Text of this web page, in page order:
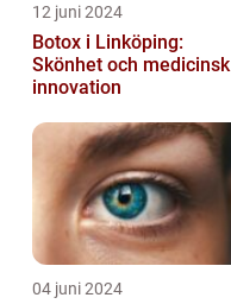
12 juni 2024
Botox i Linköping:
Skönhet och medicinsk
innovation
04 juni 2024